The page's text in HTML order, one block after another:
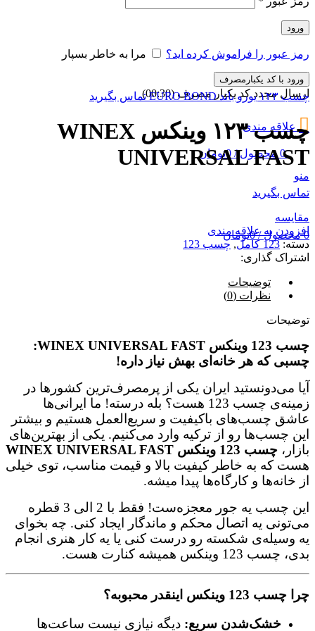
ورود
رمز عبور را فراموش کرده اید؟ مرا به خاطر بسپار
ورود با کد یکبارمصرف
ارسال مجدد کد یکبار مصرف(00:
30
)
علاقه مندی
0 محصول /
0تومان
منو
0 محصول /
0تومان
چسب ۱۲۳ یورو باند EURO BOND تماس بگیرید
چسب ۱۲۳ وینکس WINEX
UNIVERSAL FAST
تماس بگیرید
مقایسه
افزودن به علاقه مندی
دسته: 123 کامل , چسب 123
اشتراک گذاری:
توضیحات
نظرات (0)
توضیحات
چسب 123 وینکس WINEX UNIVERSAL FAST:
چسبی که هر خانه‌ای بهش نیاز داره!
آیا می‌دونستید ایران یکی از پرمصرف‌ترین کشورها در
زمینه‌ی چسب 123 هست؟ بله درسته! ما ایرانی‌ها
عاشق چسب‌های باکیفیت و سریع‌العمل هستیم و بیشتر
این چسب‌ها رو از ترکیه وارد می‌کنیم. یکی از بهترین‌های
بازار، چسب 123 وینکس WINEX UNIVERSAL FAST
هست که به خاطر کیفیت بالا و قیمت مناسب، توی خیلی
از خانه‌ها و کارگاه‌ها پیدا میشه.
این چسب یه جور معجزه‌ست! فقط با 2 الی 3 قطره
می‌تونی یه اتصال محکم و ماندگار ایجاد کنی. چه بخوای
یه وسیله‌ی شکسته رو درست کنی یا یه کار هنری انجام
بدی، چسب 123 وینکس همیشه کنارت هست.
چرا چسب 123 وینکس اینقدر محبوبه؟
خشک‌شدن سریع: دیگه نیازی نیست ساعت‌ها